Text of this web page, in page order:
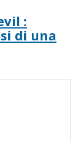
:
di una